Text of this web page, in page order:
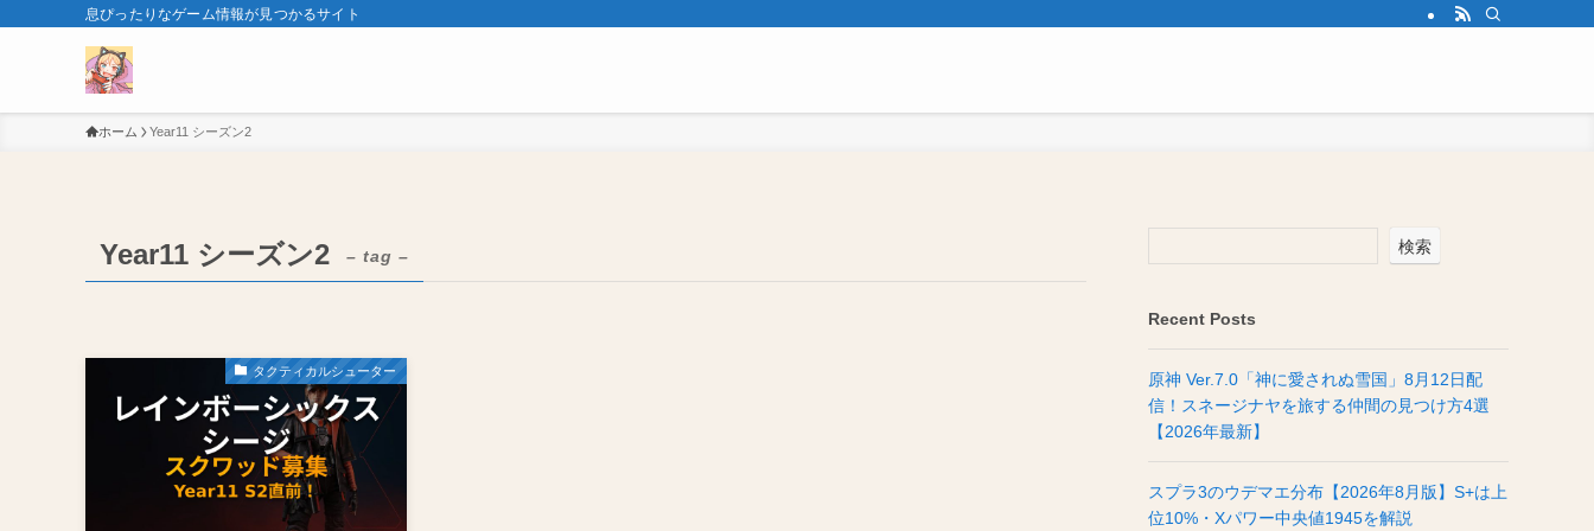
息ぴったりなゲーム情報が見つかるサイト
ホーム Year11 シーズン2
Year11 シーズン2 – tag –
タクティカルシューター
検索
Recent Posts
原神 Ver.7.0「神に愛されぬ雪国」8月12日配
信！スネージナヤを旅する仲間の見つけ方4選
【2026年最新】
スプラ3のウデマエ分布【2026年8月版】S+は上
位10%・Xパワー中央値1945を解説